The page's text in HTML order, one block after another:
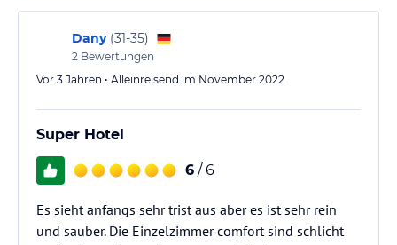
Dany (31-35)
2 Bewertungen
Vor 3 Jahren • Alleinreisend im November 2022
Super Hotel
6 / 6
Es sieht anfangs sehr trist aus aber es ist sehr rein
und sauber. Die Einzelzimmer comfort sind schlicht